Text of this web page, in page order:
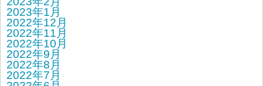
2023年1月
2022年12月
2022年11月
2022年10月
2022年9月
2022年8月
2022年7月